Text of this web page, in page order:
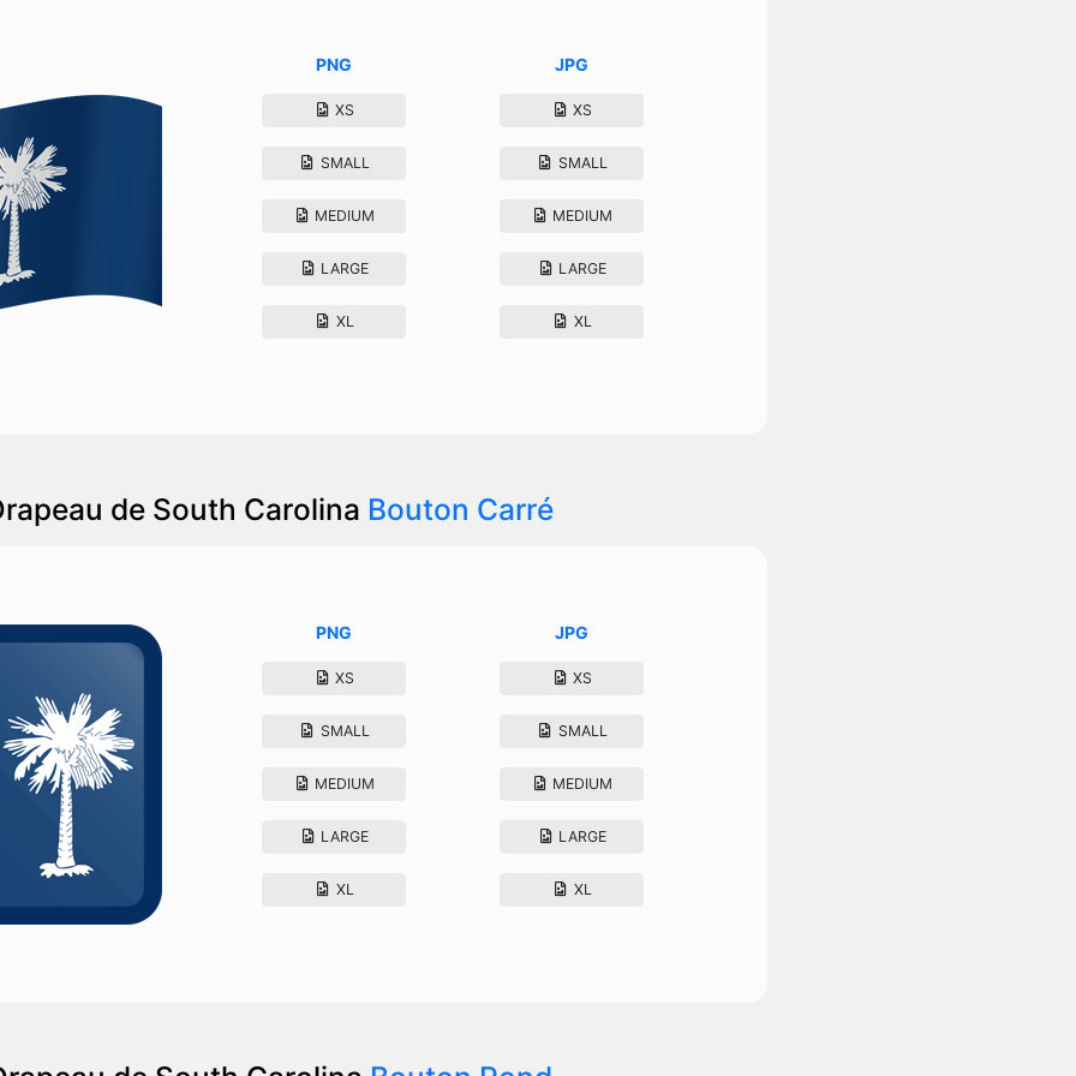
PNG
XS
SMALL
MEDIUM
LARGE
XL
JPG
XS
SMALL
MEDIUM
LARGE
XL
de South Carolina Bouton Carré
PNG
XS
SMALL
MEDIUM
LARGE
XL
JPG
XS
SMALL
MEDIUM
LARGE
XL